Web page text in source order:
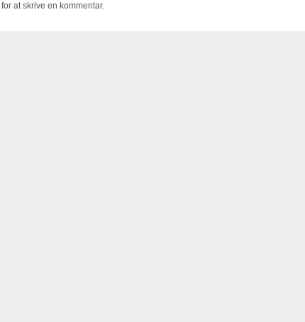
for at skrive en kommentar.